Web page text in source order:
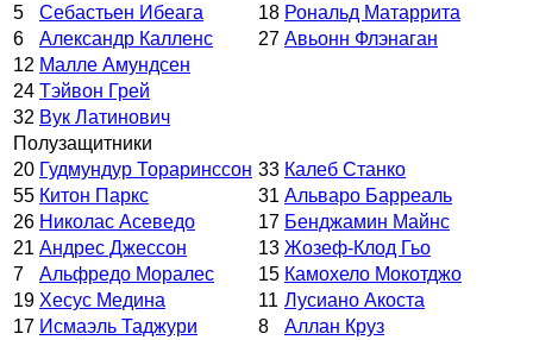
5
Себастьен Ибеага 18 Рональд Матаррита
6
Александр Калленс 27 Авьонн Флэнаган
12 Малле Амундсен
24 Тэйвон Грей
32 Вук Латинович
Полузащитники
20 Гудмундур Тораринссон 33 Калеб Станко
55 Китон Паркс 31 Альваро Барреаль
26 Николас Асеведо 17 Бенджамин Майнс
21 Андрес Джессон 13 Жозеф-Клод Гьо
7
Альфредо Моралес 15 Камохело Мокотджо
19 Хесус Медина 11 Лусиано Акоста
17 Исмаэль Таджури 8
Аллан Круз